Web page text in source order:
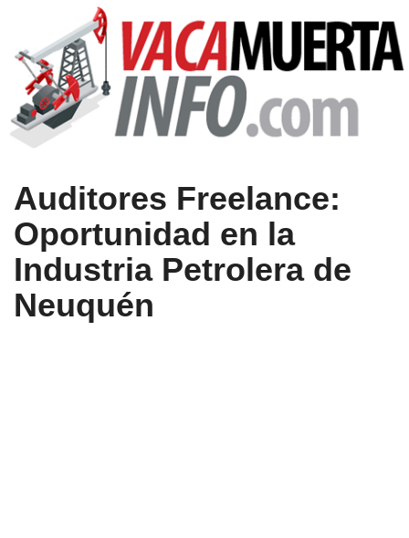
Auditores Freelance:
Oportunidad en la
Industria Petrolera de
Neuquén